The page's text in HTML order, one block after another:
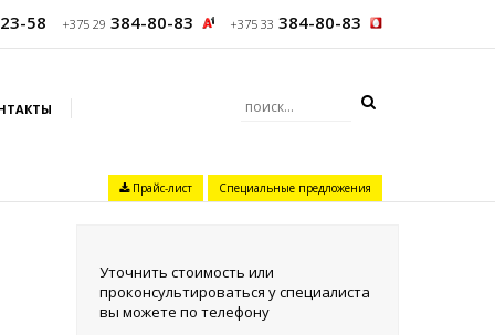
58 +375 29 384-80-83 +375 33 384-80-83
Прайс-лист Специальные предложения
Уточнить стоимость или
проконсультироваться у специалиста
вы можете по телефону